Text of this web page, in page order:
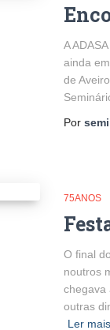
A
ainda
de
Por
75ANOS
O final
noutros
chegava
outras
Ler mais